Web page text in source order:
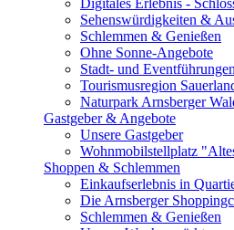
Digitales Erlebnis -
Sehenswürdigkeiten &
Schlemmen & Genießen
Ohne Sonne-Angebote
Stadt- und Eventführungen
Tourismusregion
Naturpark Arnsberger
Gastgeber & Angebote
Unsere Gastgeber
Wohnmobilstellplatz
Shoppen & Schlemmen
Einkaufserlebnis in
Die Arnsberger
Schlemmen & Genießen